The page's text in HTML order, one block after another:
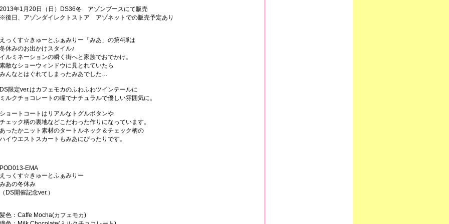
2013年1月20日（日）DS36冬 アゾンブースにて販売
※後日、アゾンダイレクトストア アゾネットでの販売予定あり
えっくす☆きゅーとふぁみりー「みあ」の第4弾は
冬休みのお出かけスタイル♪
イルミネーションの瞬く街へと家族でおでかけ。
素敵なショーウィンドウに見とれていたら
みんなとはぐれてしまったみあでした…
DS限定ver.はカフェモカのふわふわツインテールに
ミルクチョコレートの瞳でナチュラルで優しい雰囲気に。
ショートコートはリアルなトグルボタンや
チェック柄の裏地などこだわった作りになっています。
あったかニット素材のタートルネック＆チェック柄の
ハイウエストスカートもみあにぴったりです。
POD013-EMA
えっくす☆きゅーとふぁみりー
みあの冬休み
（DS開催記念ver.）
髪色：Caffe Mocha(カフェモカ)